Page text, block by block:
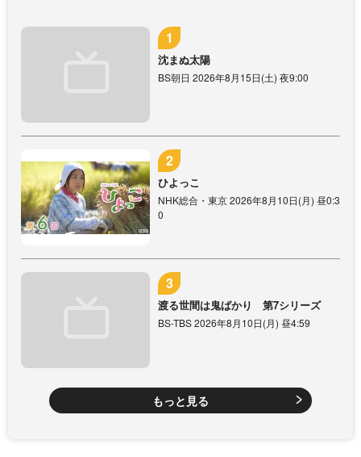
沈まぬ太陽
BS朝日 2026年8月15日(土) 夜9:00
ひよっこ
NHK総合・東京 2026年8月10日(月) 昼0:3
0
渡る世間は鬼ばかり 第7シリーズ
BS-TBS 2026年8月10日(月) 昼4:59
もっと見る